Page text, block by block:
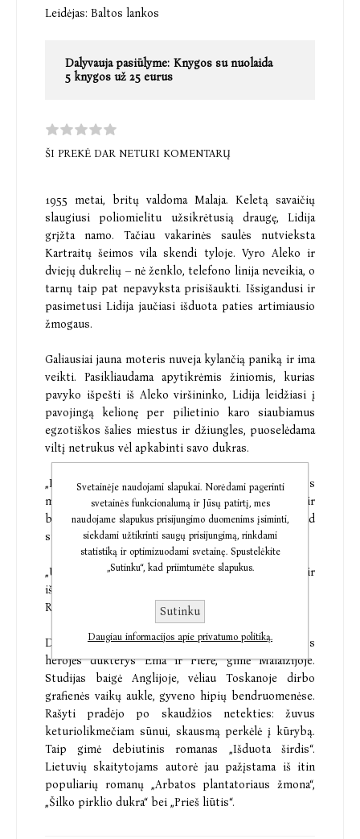
Leidėjas: Baltos lankos
Dalyvauja pasiūlyme: Knygos su nuolaida
5 knygos už 25 eurus
ŠI PREKĖ DAR NETURI KOMENTARŲ
1955 metai, britų valdoma Malaja. Keletą savaičių
slaugiusi poliomielitu užsikrėtusią draugę, Lidija
grįžta namo. Tačiau vakarinės saulės nutvieksta
Kartraitų šeimos vila skendi tyloje. Vyro Aleko ir
dviejų dukrelių – nė ženklo, telefono linija neveikia, o
tarnų taip pat nepavyksta prisišaukti. Išsigandusi ir
pasimetusi Lidija jaučiasi išduota paties artimiausio
žmogaus.
Galiausiai jauna moteris nuveja kylančią paniką ir ima
veikti. Pasikliaudama apytikrėmis žiniomis, kurias
pavyko išpešti iš Aleko viršininko, Lidija leidžiasi į
pavojingą kelionę per pilietinio karo siaubiamus
egzotiškos šalies miestus ir džiungles, puoselėdama
viltį netrukus vėl apkabinti savo dukras.
„Išduota širdis“ – tai kvapą gniaužianti drąsios
moters istorija, kupina skaudžių paslapčių ir
besąlygiškos meilės bei ryžto paaukoti viską, kad
surastų savo vaikus.
„Užburiantis pasakojimas, persmelktas meilės ir
išdavystės kartėlio.“
Rašytoja Kate Furnival
Dinah Jefferies (Dina Džefris, g. 1948), kaip ir knygos
herojės dukterys Ema ir Flerė, gimė Malaizijoje.
Studijas baigė Anglijoje, vėliau Toskanoje dirbo
grafienės vaikų aukle, gyveno hipių bendruomenėse.
Rašyti pradėjo po skaudžios netekties: žuvus
keturiolikmečiam sūnui, skausmą perkėlė į kūrybą.
Taip gimė debiutinis romanas „Išduota širdis“.
Lietuvių skaitytojams autorė jau pažįstama iš itin
populiarių romanų „Arbatos plantatoriaus žmona“,
„Šilko pirklio dukra“ bei „Prieš liūtis“.
Svetainėje naudojami slapukai. Norėdami pagerinti
svetainės funkcionalumą ir Jūsų patirtį, mes
naudojame slapukus prisijungimo duomenims įsiminti,
siekdami užtikrinti saugų prisijungimą, rinkdami
statistiką ir optimizuodami svetainę. Spustelėkite
„Sutinku“, kad priimtumėte slapukus.
Sutinku
Daugiau informacijos apie privatumo politiką.